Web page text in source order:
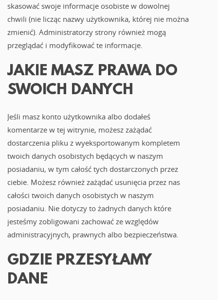
skasować swoje informacje osobiste w dowolnej
chwili (nie licząc nazwy użytkownika, której nie można
zmienić). Administratorzy strony również mogą
przeglądać i modyfikować te informacje.
JAKIE MASZ PRAWA DO
SWOICH DANYCH
Jeśli masz konto użytkownika albo dodałeś
komentarze w tej witrynie, możesz zażądać
dostarczenia pliku z wyeksportowanym kompletem
twoich danych osobistych będących w naszym
posiadaniu, w tym całość tych dostarczonych przez
ciebie. Możesz również zażądać usunięcia przez nas
całości twoich danych osobistych w naszym
posiadaniu. Nie dotyczy to żadnych danych które
jesteśmy zobligowani zachować ze względów
administracyjnych, prawnych albo bezpieczeństwa.
GDZIE PRZESYŁAMY
DANE